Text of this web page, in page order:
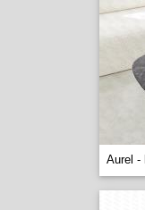
Aurel -